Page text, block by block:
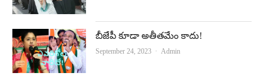
బీజేపీ కూడా అతీతమేం కాదు!
September 24, 2023 Author
Admin